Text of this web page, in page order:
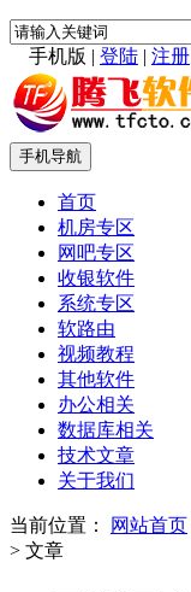
手机版 | 登陆 | 注册
手机导航
首页
机房专区
网吧专区
收银软件
系统专区
软路由
视频教程
其他软件
办公相关
数据库相关
技术文章
关于我们
当前位置： 网站首页
> 文章